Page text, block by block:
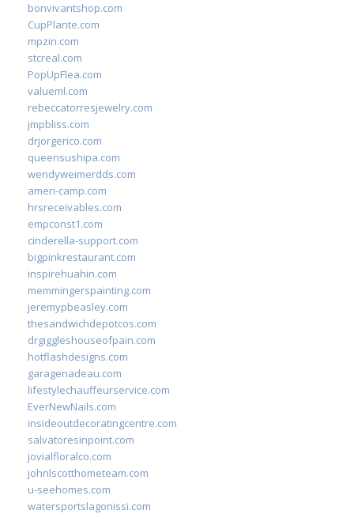
bonvivantshop.com
CupPlante.com
mpzin.com
stcreal.com
PopUpFlea.com
valueml.com
rebeccatorresjewelry.com
jmpbliss.com
drjorgerico.com
queensushipa.com
wendyweimerdds.com
ameri-camp.com
hrsreceivables.com
empconst1.com
cinderella-support.com
bigpinkrestaurant.com
inspirehuahin.com
memmingerspainting.com
jeremypbeasley.com
thesandwichdepotcos.com
drgiggleshouseofpain.com
hotflashdesigns.com
garagenadeau.com
lifestylechauffeurservice.com
EverNewNails.com
insideoutdecoratingcentre.com
salvatoresinpoint.com
jovialfloralco.com
johnlscotthometeam.com
u-seehomes.com
watersportslagonissi.com